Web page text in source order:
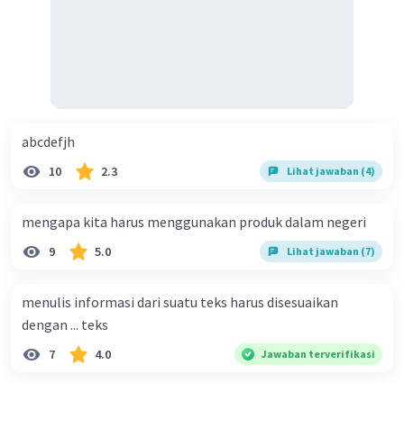
abcdefjh
10 2.3 Lihat jawaban (4)
mengapa kita harus menggunakan produk dalam negeri
9 5.0 Lihat jawaban (7)
menulis informasi dari suatu teks harus disesuaikan
dengan ... teks
7 4.0 Jawaban terverifikasi